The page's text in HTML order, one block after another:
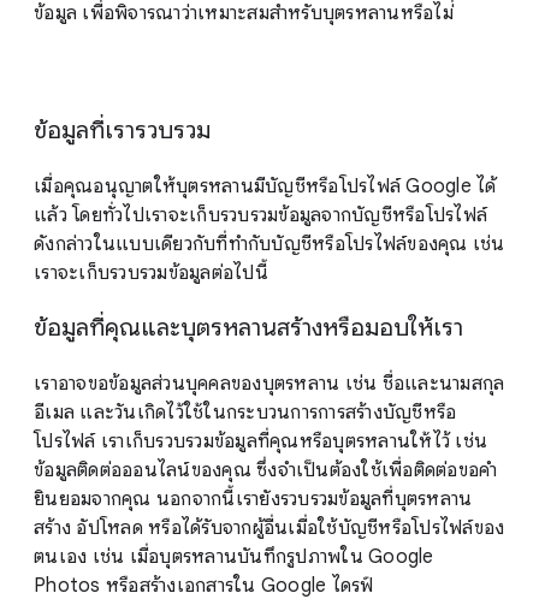
ข้อมูล เพื่อพิจารณาว่าเหมาะสมสำหรับบุตรหลานหรือไม่่
ข้อมูลที่เรารวบรวม
เมื่อคุณอนุญาตให้บุตรหลานมีบัญชีหรือโปรไฟล์ Google ได้
แล้ว โดยทั่วไปเราจะเก็บรวบรวมข้อมูลจากบัญชีหรือโปรไฟล์
ดังกล่าวในแบบเดียวกับที่ทำกับบัญชีหรือโปรไฟล์ของคุณ เช่น
เราจะเก็บรวบรวมข้อมูลต่อไปนี้
ข้อมูลที่คุณและบุตรหลานสร้างหรือมอบให้เรา
เราอาจขอข้อมูลส่วนบุคคลของบุตรหลาน เช่น ชื่อและนามสกุล
อีเมล และวันเกิดไว้ใช้ในกระบวนการการสร้างบัญชีหรือ
โปรไฟล์ เราเก็บรวบรวมข้อมูลที่คุณหรือบุตรหลานให้ไว้ เช่น
ข้อมูลติดต่อออนไลน์ของคุณ ซึ่งจำเป็นต้องใช้เพื่อติดต่อขอคำ
ยินยอมจากคุณ นอกจากนี้เรายังรวบรวมข้อมูลที่บุตรหลาน
สร้าง อัปโหลด หรือได้รับจากผู้อื่นเมื่อใช้บัญชีหรือโปรไฟล์ของ
ตนเอง เช่น เมื่อบุตรหลานบันทึกรูปภาพใน Google
Photos หรือสร้างเอกสารใน Google ไดรฟ์